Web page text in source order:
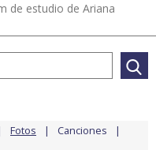
de estudio de Ariana
Fotos Canciones